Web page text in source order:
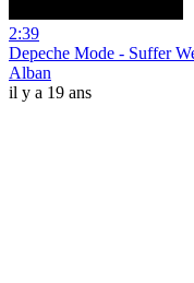
2:39
Depeche Mode - Suffer
Alban
il y a 19 ans